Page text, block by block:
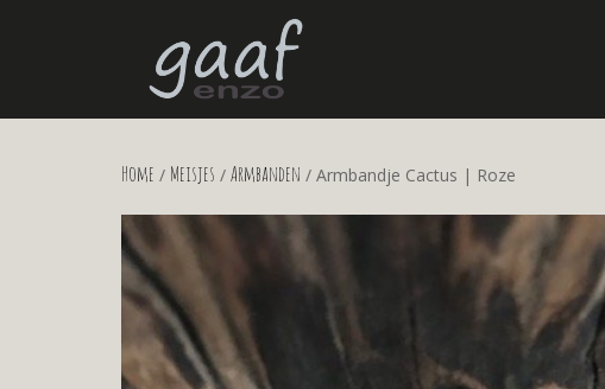
Home / Meisjes / Armbanden / Armbandje Cactus | Roze